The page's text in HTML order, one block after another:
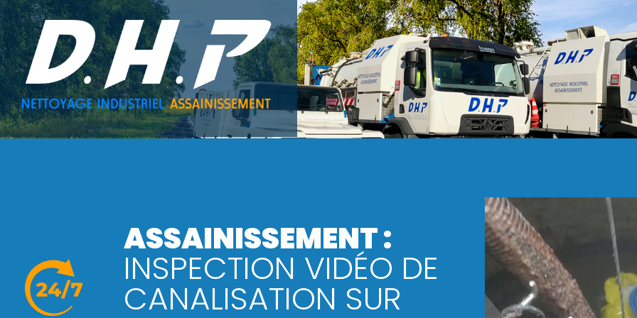
Aller
au
contenu
principal
ASSAINISSEMENT :
INSPECTION VIDÉO DE
CANALISATION SUR